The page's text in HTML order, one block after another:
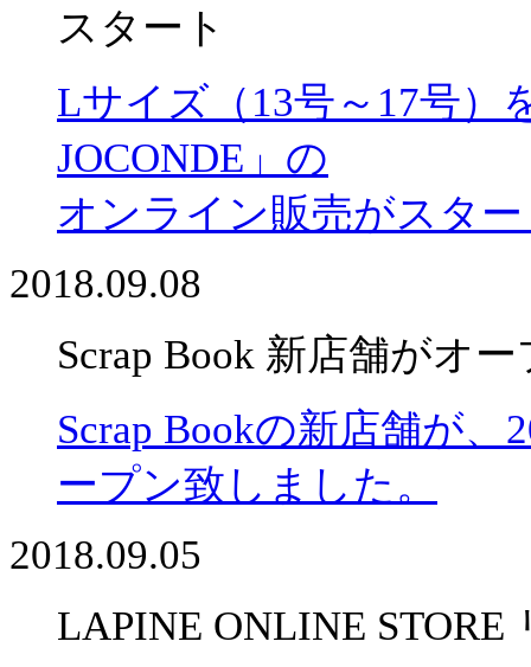
スタート
Lサイズ（13号～17号）
JOCONDE」の
オンライン販売がスタ
2018.09.08
Scrap Book 新店舗がオ
Scrap Bookの新店舗が
ープン致しました。
2018.09.05
LAPINE ONLINE